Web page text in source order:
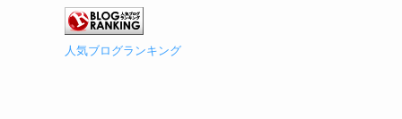
人気ブログランキング